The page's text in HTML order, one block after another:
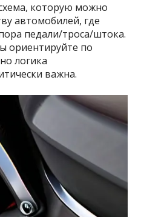
которую можно
автомобилей, где
педали/троса/штока.
ориентируйте по
логика
важна.